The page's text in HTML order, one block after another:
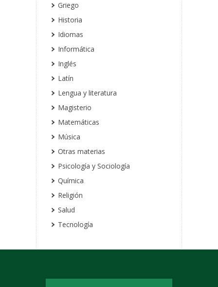
Griego
Historia
Idiomas
Informática
Inglés
Latín
Lengua y literatura
Magisterio
Matemáticas
Música
Otras materias
Psicología y Sociología
Química
Religión
Salud
Tecnología